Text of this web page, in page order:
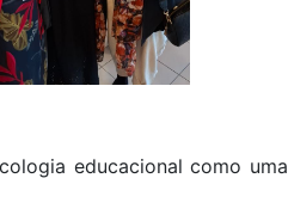
educacional como uma